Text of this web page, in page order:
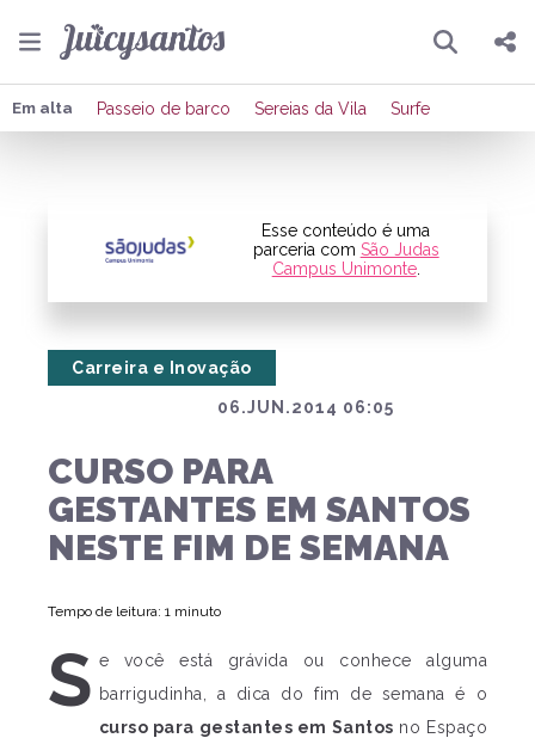
Pesquisar
Compartilhar
Publicar no Facebook
Em alta Passeio de barco Sereias da Vila Surfe
Esse conteúdo é uma
parceria com São Judas
Campus Unimonte.
06.JUN.2014 06:05
Carreira e Inovação
CURSO PARA
GESTANTES EM SANTOS
NESTE FIM DE SEMANA
Tempo de leitura: 1 minuto
S e você está grávida ou conhece alguma
barrigudinha, a dica do fim de semana é o
curso para gestantes em Santos no Espaço